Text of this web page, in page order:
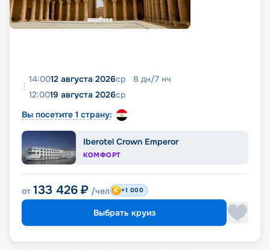
14:0012 августа 2026ср 8 дн/7 нч
12:0019 августа 2026ср
Вы посетите 1 страну:
Iberotel Crown Emperor
КОМФОРТ
от 133 426 ₽ /чел +1 000
Выбрать круиз